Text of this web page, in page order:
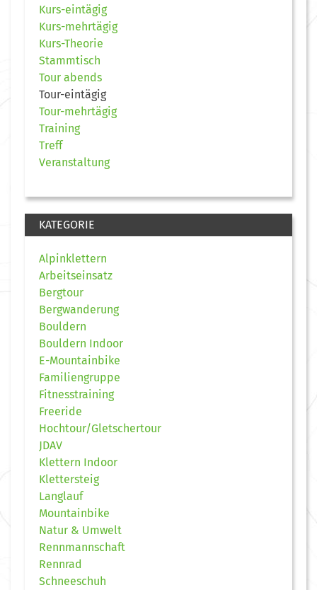
Kurs-eintägig
Kurs-mehrtägig
Kurs-Theorie
Stammtisch
Tour abends
Tour-eintägig
Tour-mehrtägig
Training
Treff
Veranstaltung
KATEGORIE
Alpinklettern
Arbeitseinsatz
Bergtour
Bergwanderung
Bouldern
Bouldern Indoor
E-Mountainbike
Familiengruppe
Fitnesstraining
Freeride
Hochtour/Gletschertour
JDAV
Klettern Indoor
Klettersteig
Langlauf
Mountainbike
Natur & Umwelt
Rennmannschaft
Rennrad
Schneeschuh